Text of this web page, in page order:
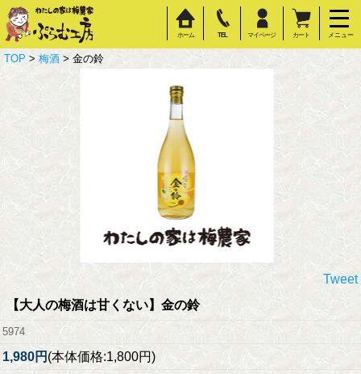
ホーム TEL マイページ カート メニュー
TOP > 梅酒 > 金の鈴
Tweet
【大人の梅酒は甘くない】 金の鈴
5974
1,980円 (本体価格:1,800円)